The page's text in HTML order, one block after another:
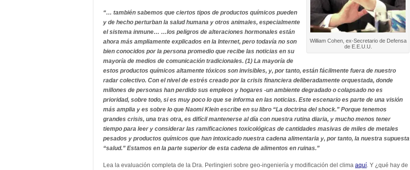
William Cohen, ex-Secretario de Defensa
de E.E.U.U.
“… también sabemos que ciertos tipos de productos químicos pueden
y de hecho perturban la salud humana y otros animales, especialmente
el sistema inmune… …los peligros de alteraciones hormonales están
ahora más ampliamente explicados en la Internet, pero todavía no son
bien conocidos por la persona promedio que recibe las noticias en su
mayoría de medios de comunicación tradicionales. (1) La mayoría de
estos productos químicos altamente tóxicos son invisibles, y, por tanto, están fácilmente fuera de nuestro
radar colectivo. Con el nivel de estrés creado por la crisis financiera deliberadamente orquestada, donde
millones de personas han perdido sus empleos y hogares -un ambiente degradado o colapsado no es
prioridad, sobre todo, si es muy poco lo que se informa en las noticias. Este escenario es parte de una visión
más amplia y es sobre lo que Naomi Klein escribe en su libro “La doctrina del shock.” Porque tenemos
grandes crisis, una tras otra, es difícil mantenerse al día con nuestra rutina diaria, y mucho menos tener
tiempo para leer y considerar las ramificaciones toxicológicas de cantidades masivas de miles de metales
pesados y productos químicos que han intoxicado nuestra cadena alimentaria y, por tanto, la nuestra supuesta
“salud.” Estamos en la parte superior de esta cadena de alimentos en ruinas.”
Lea la evaluación completa de la Dra. Perlingieri sobre geo-ingeniería y modificación del clima aquí. Y ¿qué hay de